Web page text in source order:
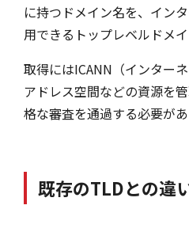
に持つドメイン名を、イン
用できるトップレベルドメイ
取得にはICANN（インター
アドレス空間などの資源を
格な審査を通過する必要があ
既存のTLDとの違